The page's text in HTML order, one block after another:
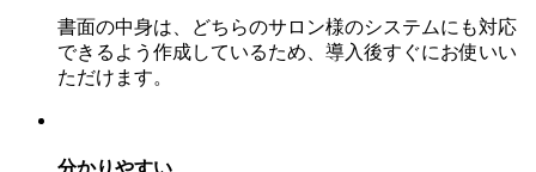
書面の中身は、どちらのサロン様のシステムにも対応
できるよう作成しているため、導入後すぐにお使いい
ただけます。